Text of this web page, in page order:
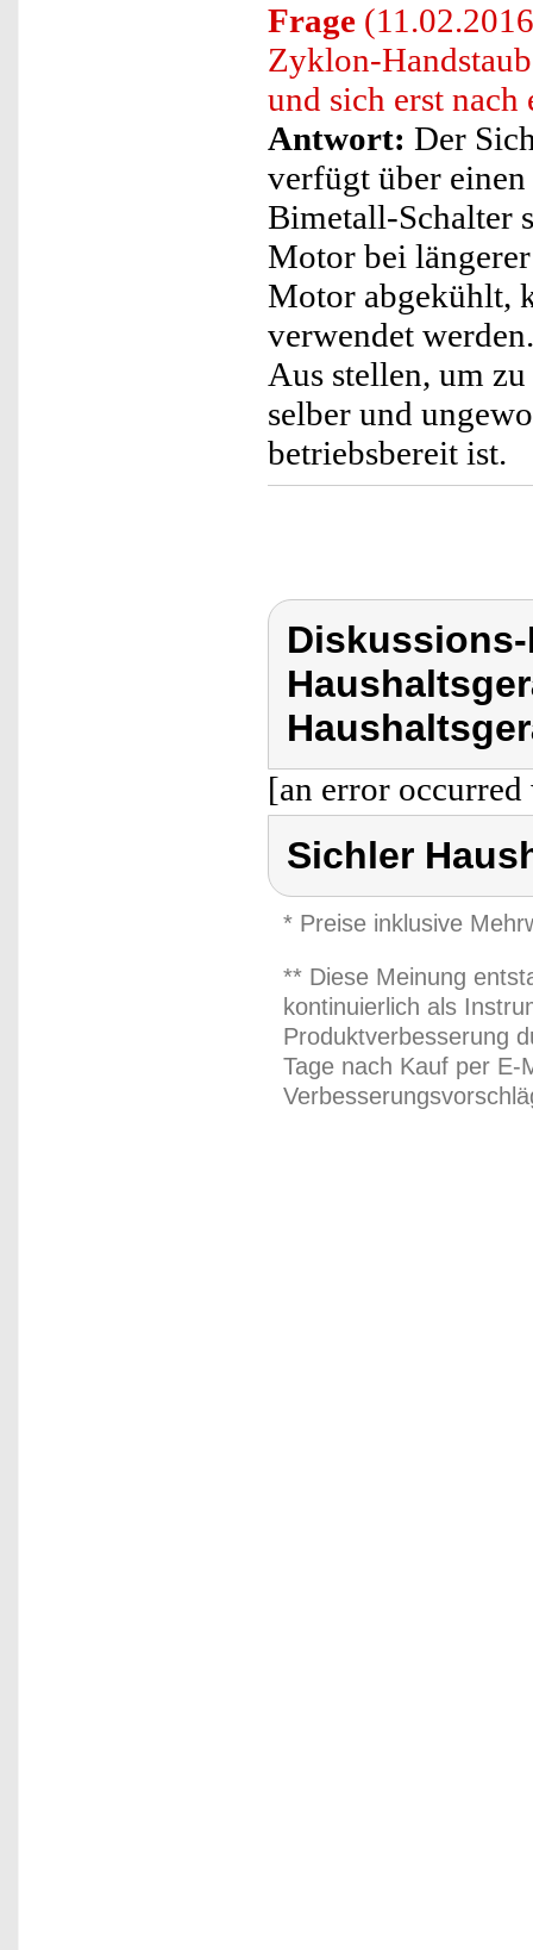
Frage
Zyklon-
und sich erst
Antwort: Der
verfügt über
Bimetall-Schalter
Motor bei
Motor abgekühlt,
verwendet
Aus stellen, um
selber und
betriebsbereit ist.
[an error
Sichler
* Preise inklusive
** Diese Meinung
kontinuierlich als
Produktverbesserung
Tage nach Kauf per E-